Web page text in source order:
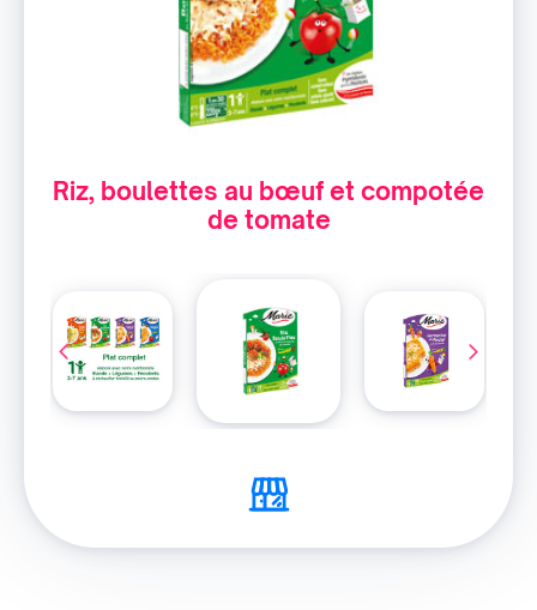
Riz, boulettes au bœuf et compotée
de tomate